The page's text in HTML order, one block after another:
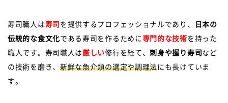
寿司職人は寿司 を提供するプロフェッショナルであり、
日本の
伝統的な食文化である寿司を作るために 専門的な技術を持った
職人です。寿司職人は 厳しい修行を経て、刺身や握り寿司 など
の技術を磨き、 新鮮な魚介類の選定や調理法にも長けていま
す。